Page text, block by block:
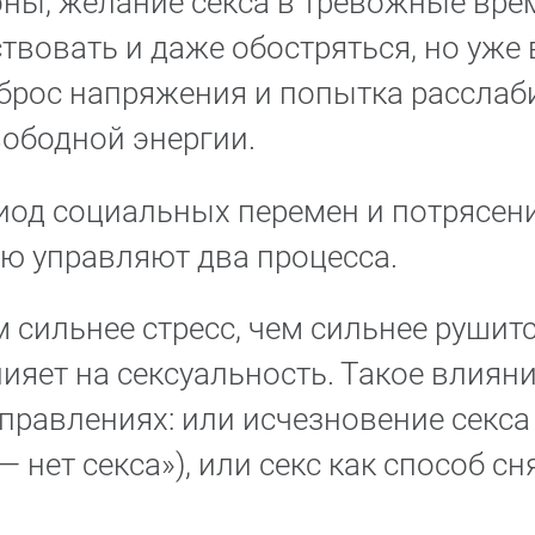
и даже обостряться, но уже
напряжения и попытка
энергии.
социальных перемен и
управляют два процесса.
стресс, чем сильнее
на сексуальность. Такое
или исчезновение
нет секса»), или секс как способ